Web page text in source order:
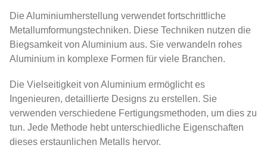
Die Aluminiumherstellung verwendet fortschrittliche
Metallumformungstechniken. Diese Techniken nutzen die
Biegsamkeit von Aluminium aus. Sie verwandeln rohes
Aluminium in komplexe Formen für viele Branchen.
Die Vielseitigkeit von Aluminium ermöglicht es
Ingenieuren, detaillierte Designs zu erstellen. Sie
verwenden verschiedene Fertigungsmethoden, um dies zu
tun. Jede Methode hebt unterschiedliche Eigenschaften
dieses erstaunlichen Metalls hervor.